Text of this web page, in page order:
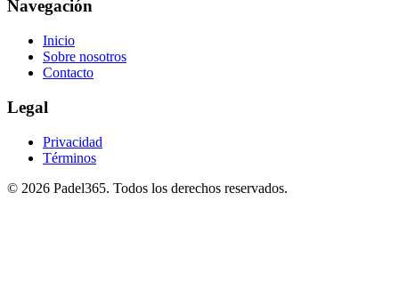
Navegación
Inicio
Sobre nosotros
Contacto
Legal
Privacidad
Términos
© 2026 Padel365. Todos los derechos reservados.